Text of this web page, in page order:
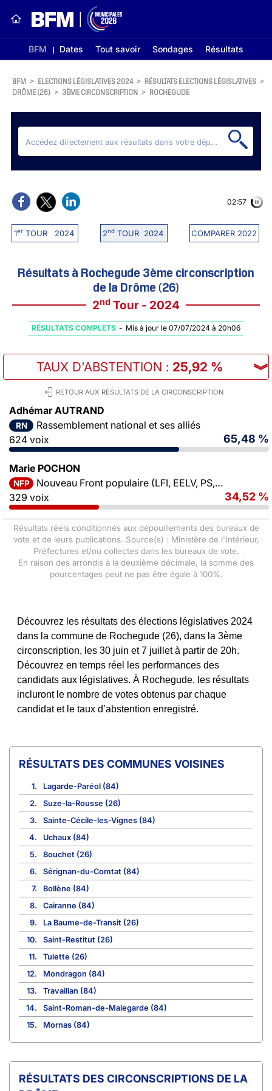
BFM Dates Tout savoir Sondages Résultats
BFM > ELECTIONS LÉGISLATIVES 2024 > RÉSULTATS ELECTIONS LÉGISLATIVES >
DRÔME (26) > 3ÈME CIRCONSCRIPTION > ROCHEGUDE
1erTOUR 2024 2ndTOUR 2024 COMPARER 2022
02:56
Résultats à Rochegude 3ème circonscription
de la Drôme (26)
2nd Tour - 2024
RÉSULTATS COMPLETS - Mis à jour le 07/07/2024 à 20h06
TAUX D'ABSTENTION : 25,92 % ︾
RETOUR AUX RÉSULTATS DE LA CIRCONSCRIPTION
Adhémar AUTRAND
RN
Rassemblement national et ses alliés
624 voix
65,48 %
Marie POCHON
NFP
Nouveau Front populaire (LFI, EELV, PS, PCF)
329 voix
34,52 %
Résultats réels conditionnés aux dépouillements des bureaux de
vote et de leurs publications. Source(s) : Ministère de l'Intérieur,
Préfectures et/ou collectes dans les bureaux de vote.
En raison des arrondis à la deuxième décimale, la somme des
pourcentages peut ne pas être égale à 100%.
Découvrez les résultats des élections législatives 2024
dans la commune de Rochegude (26), dans la 3ème
circonscription, les 30 juin et 7 juillet à partir de 20h.
Découvrez en temps réel les performances des
candidats aux législatives. À Rochegude, les résultats
incluront le nombre de votes obtenus par chaque
candidat et le taux d’abstention enregistré.
COMMUNES VOISINES
1.
Lagarde-Paréol (84)
2.
Suze-la-Rousse (26)
3.
Sainte-Cécile-les-Vignes (84)
4.
Uchaux (84)
5.
Bouchet (26)
6.
Sérignan-du-Comtat (84)
7.
Bollène (84)
8.
Cairanne (84)
9.
La Baume-de-Transit (26)
10.
Saint-Restitut (26)
11.
Tulette (26)
12.
Mondragon (84)
13.
Travaillan (84)
14.
Saint-Roman-de-Malegarde (84)
15.
Mornas (84)
CIRCONSCRIPTIONS DE LA